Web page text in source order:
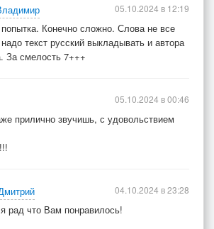
Конечно сложно. Слова не все
текст русский выкладывать и автора
За смелость 7+++
05.10.2024 в 12:19
прилично звучишь, с удовольствием
05.10.2024 в 00:46
рад что Вам понравилось!
04.10.2024 в 23:28